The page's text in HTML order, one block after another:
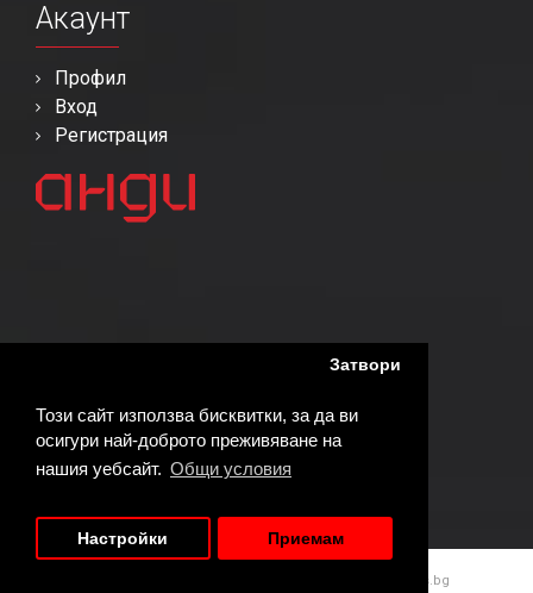
Този сайт използва бисквитки, за да ви
осигури най-доброто преживяване на
нашия уебсайт. Общи условия
Затвори
Настройки Приемам
Акаунт
Профил
Вход
Регистрация
WebDreams.bg